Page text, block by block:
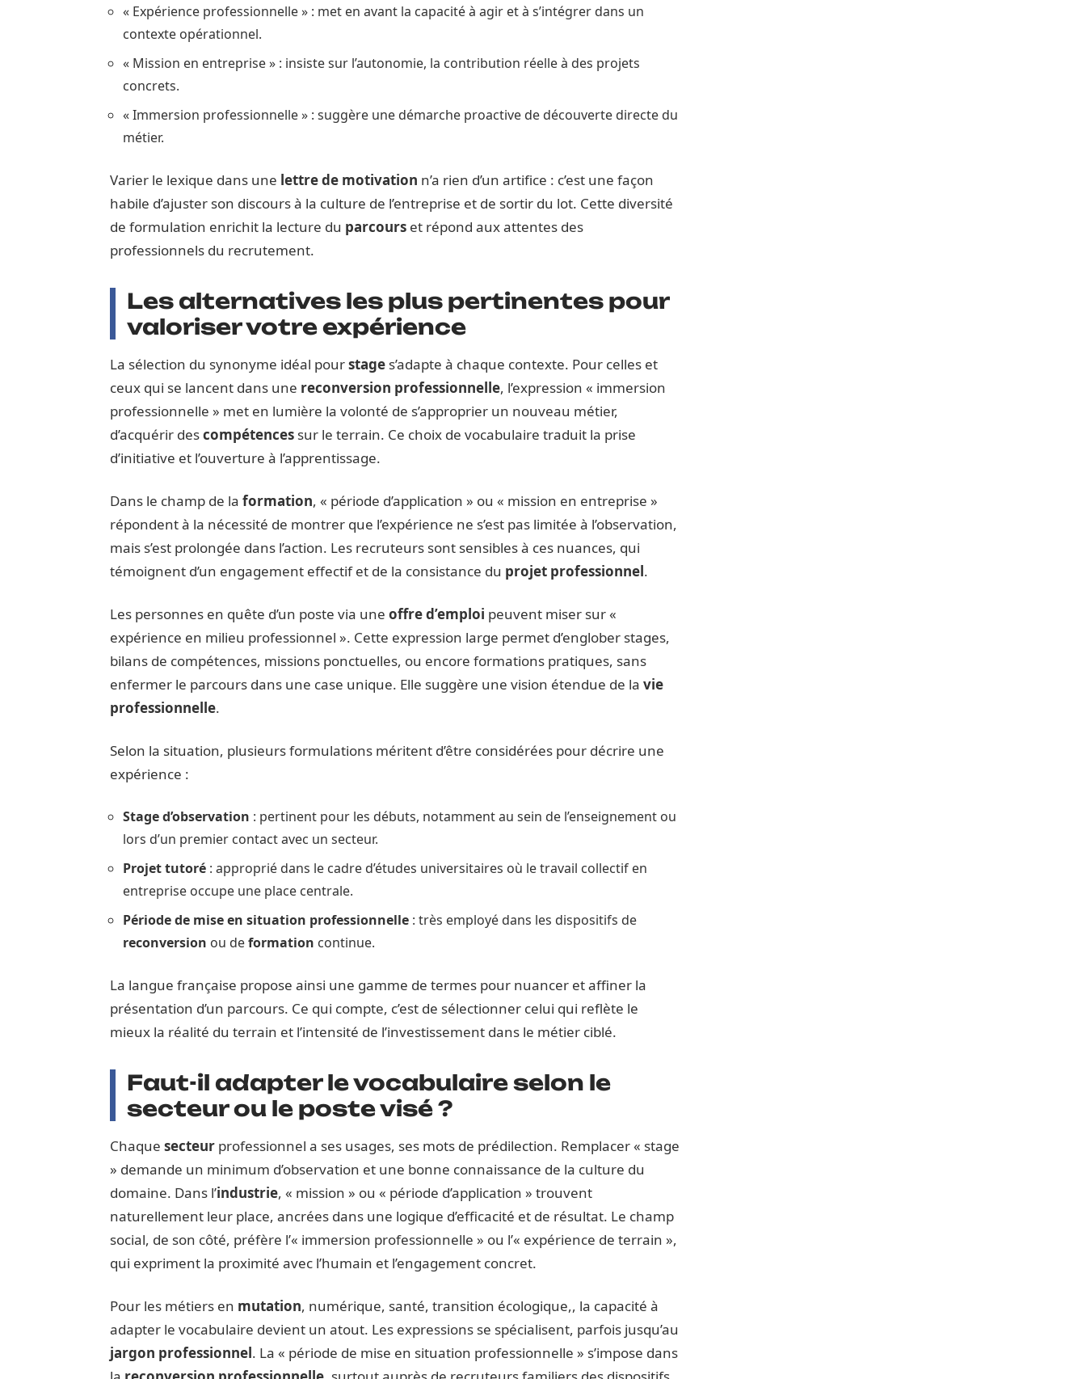
« Expérience professionnelle » : met en avant la capacité à agir et à s’intégrer dans un
contexte opérationnel.
« Mission en entreprise » : insiste sur l’autonomie, la contribution réelle à des projets
concrets.
« Immersion professionnelle » : suggère une démarche proactive de découverte directe du
métier.
Varier le lexique dans une lettre de motivation n’a rien d’un artifice : c’est une façon
habile d’ajuster son discours à la culture de l’entreprise et de sortir du lot. Cette diversité
de formulation enrichit la lecture du parcours et répond aux attentes des
professionnels du recrutement.
Les alternatives les plus pertinentes pour
valoriser votre expérience
La sélection du synonyme idéal pourstage s’adapte à chaque contexte. Pour celles et
ceux qui se lancent dans une reconversion professionnelle, l’expression « immersion
professionnelle » met en lumière la volonté de s’approprier un nouveau métier,
d’acquérir descompétences sur le terrain. Ce choix de vocabulaire traduit la prise
d’initiative et l’ouverture à l’apprentissage.
Dans le champ de la formation, « période d’application » ou « mission en entreprise »
répondent à la nécessité de montrer que l’expérience ne s’est pas limitée à l’observation,
mais s’est prolongée dans l’action. Les recruteurs sont sensibles à ces nuances, qui
témoignent d’un engagement effectif et de la consistance du projet professionnel.
Les personnes en quête d’un poste via une offre d’emploi peuvent miser sur «
expérience en milieu professionnel ». Cette expression large permet d’englober stages,
bilans de compétences, missions ponctuelles, ou encore formations pratiques, sans
enfermer le parcours dans une case unique. Elle suggère une vision étendue de la vie
professionnelle.
Selon la situation, plusieurs formulations méritent d’être considérées pour décrire une
expérience :
Stage d’observation : pertinent pour les débuts, notamment au sein de l’enseignement ou
lors d’un premier contact avec un secteur.
Projet tutoré : approprié dans le cadre d’études universitaires où le travail collectif en
entreprise occupe une place centrale.
Période de mise en situation professionnelle : très employé dans les dispositifs de
reconversion ou deformation continue.
La langue française propose ainsi une gamme de termes pour nuancer et affiner la
présentation d’un parcours. Ce qui compte, c’est de sélectionner celui qui reflète le
mieux la réalité du terrain et l’intensité de l’investissement dans le métier ciblé.
Faut-il adapter le vocabulaire selon le
secteur ou le poste visé ?
Chaque secteur professionnel a ses usages, ses mots de prédilection. Remplacer « stage
» demande un minimum d’observation et une bonne connaissance de la culture du
domaine. Dans l’industrie, « mission » ou « période d’application » trouvent
naturellement leur place, ancrées dans une logique d’efficacité et de résultat. Le champ
social, de son côté, préfère l’« immersion professionnelle » ou l’« expérience de terrain »,
qui expriment la proximité avec l’humain et l’engagement concret.
Pour les métiers en mutation, numérique, santé, transition écologique,, la capacité à
adapter le vocabulaire devient un atout. Les expressions se spécialisent, parfois jusqu’au
jargon professionnel. La « période de mise en situation professionnelle » s’impose dans